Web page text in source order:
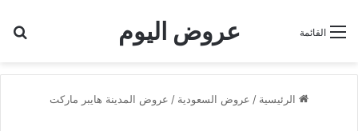
عروض اليوم القائمة
الرئيسية / عروض السعودية / عروض المدينة هايبر ماركت